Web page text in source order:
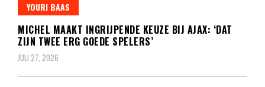
YOURI BAAS
MICHEL MAAKT INGRIJPENDE KEUZE BIJ AJAX: ‘DAT
ZIJN TWEE ERG GOEDE SPELERS’
JULI 27, 2026